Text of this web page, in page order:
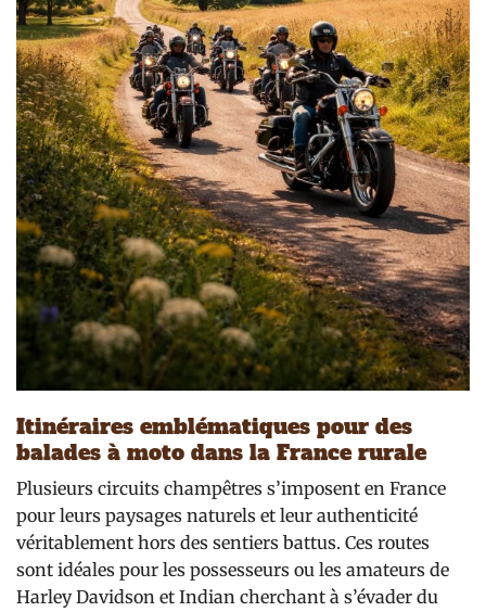
Itinéraires emblématiques pour des
balades à moto dans la France rurale
Plusieurs circuits champêtres s’imposent en France
pour leurs paysages naturels et leur authenticité
véritablement hors des sentiers battus. Ces routes
sont idéales pour les possesseurs ou les amateurs de
Harley Davidson et Indian cherchant à s’évader du